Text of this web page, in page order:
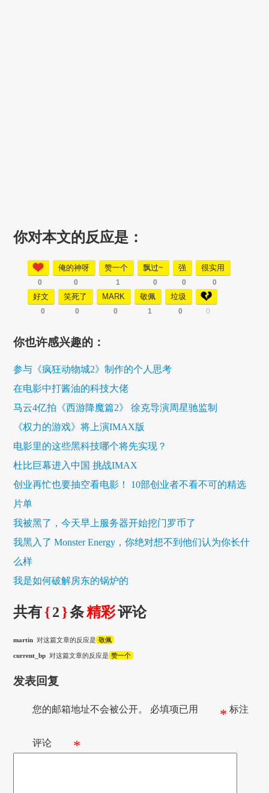
你对本文的反应是：
0
俺的神呀
0
赞一个
1
飘过~
0
强
0
很实用
0
好文
0
笑死了
0
MARK
0
敬佩
1
垃圾
0 0
你也许感兴趣的：
参与《疯狂动物城2》制作的个人思考
在电影中打酱油的科技大佬
马云4亿拍《西游降魔篇2》 徐克导演周星驰监制
《权力的游戏》将上演IMAX版
电影里的这些黑科技哪个将先实现？
杜比巨幕进入中国 挑战IMAX
创业再忙也要抽空看电影！ 10部创业者不看不可的精选
片单
我被黑了，今天早上服务器开始挖门罗币了
我黑入了 Monster Energy，你绝对想不到他们认为你长什
么样
我是如何破解房东的锅炉的
共有{2 }条精彩评论
martin 对这篇文章的反应是 敬佩
current_bp 对这篇文章的反应是 赞一个
发表回复
您的邮箱地址不会被公开。 必填项已用 * 标注
评论 *